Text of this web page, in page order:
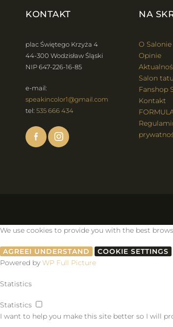
KONTAKT
plac Świętego Krzyża 4
44-300 Wodzisław Śląski
NIP 647-226-16-85
e-mail:
speakincolor1@gmail.com
tel: 535 666 434
NA
O
Opinie
Salon
Fanshop
Kontakt
We use cookies to provide you with the best
AGREEI UNDERSTAND COOKIE SETTINGS
Powered by WP Full Picture
Statistics
Statistics
I want to help you make this site better so I will